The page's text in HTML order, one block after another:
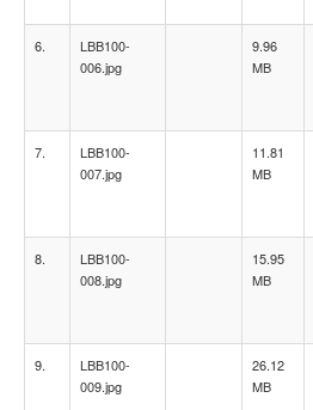
6.
LBB100-
006.jpg
9.96
MB
7.
LBB100-
007.jpg
11.81
MB
8.
LBB100-
008.jpg
15.95
MB
9.
LBB100-
009.jpg
26.12
MB